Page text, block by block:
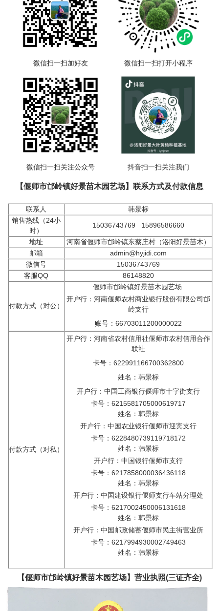
微信扫一扫加好友 微信扫一扫打开小程序
微信扫一扫关注公众号 抖音扫一扫关注我们
【偃师市邙岭镇好景苗木园艺场】联系方式及付款信息
联系人
韩景标
销售热线（24小
时）
15036743769 15896586660
地址
河南省偃师市邙岭镇东蔡庄村（洛阳好景苗木）
邮箱
admin@hyjidi.com
微信号
15036743769
客服QQ
86148820
付款方式（对公）
偃师市邙岭镇好景苗木园艺场
开户行：河南偃师农村商业银行股份有限公司邙
岭支行
账号：66703011200000022
付款方式（对私）
开户行：河南省农村信用社偃师市农村信用合作
联社
卡号：622991166700362800
姓名：韩景标
开户行：中国工商银行偃师市十字街支行
卡号：6215581705000619717
姓名：韩景标
开户行：中国农业银行偃师市迎宾支行
卡号：6228480739119718172
姓名：韩景标
开户行：中国银行偃师市支行
卡号：6217858000036436118
姓名：韩景标
开户行：中国建设银行偃师支行车站分理处
卡号：6217002450006131618
姓名：韩景标
开户行：中国邮政储蓄偃师市民主街营业所
卡号：6217994930002749463
姓名：韩景标
【偃师市邙岭镇好景苗木园艺场】营业执照(三证齐全)